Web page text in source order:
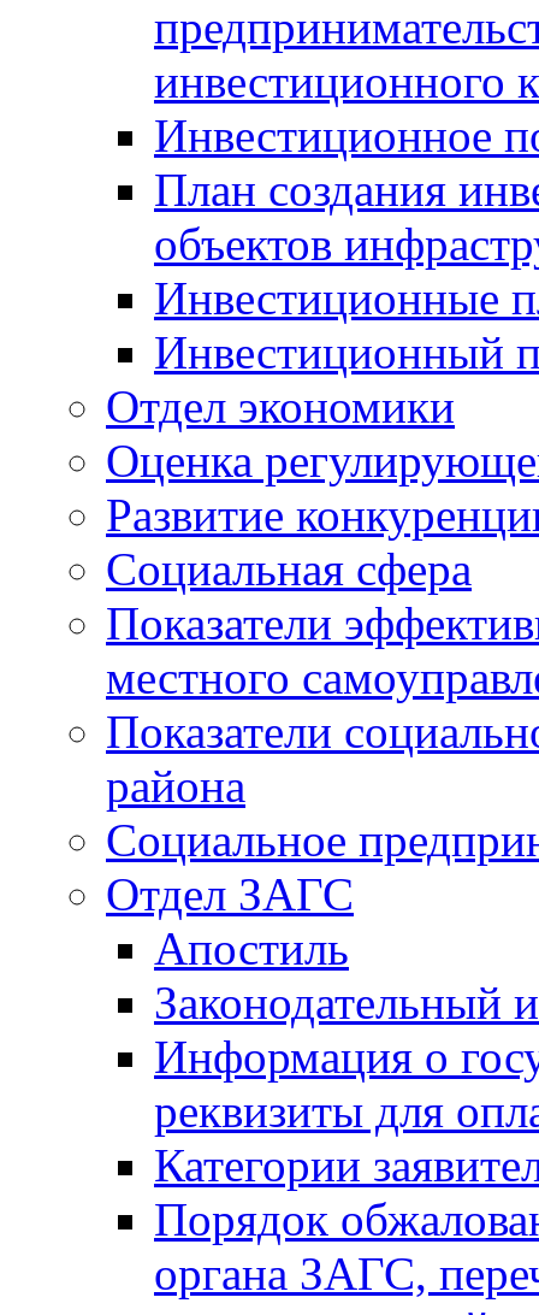
инвестиционного
Инвестиционное
План создания
объектов
Инвестиционные
Инвестиционный
Отдел экономики
Оценка
Развитие
Социальная сфера
Показатели
местного
Показатели
района
Социальное
Отдел ЗАГС
Апостиль
Законодательный
Информация о
реквизиты для
Категории
Порядок
органа ЗАГС,